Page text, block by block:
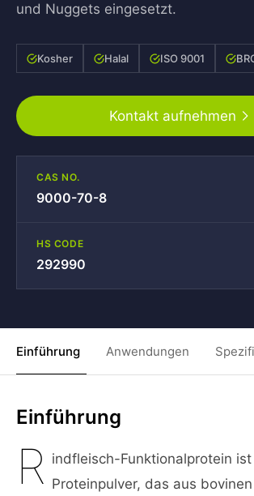
und Nuggets eingesetzt.
Kosher Halal ISO 9001
Kontakt aufnehmen
CAS NO.
9000-70-8
HS CODE
292990
Einführung Anwendungen
Einführung
R indfleisch-Funktionalprotein
Proteinpulver, das aus